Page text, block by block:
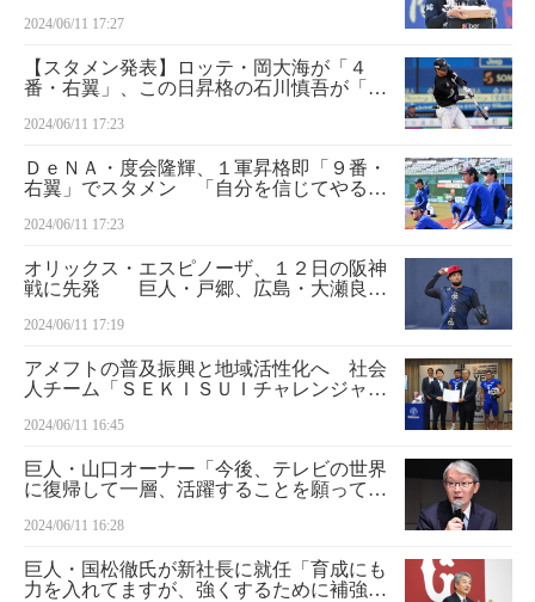
2024/06/11 17:27
【スタメン発表】ロッテ・岡大海が「４
番・右翼」、この日昇格の石川慎吾が「１
2024/06/11 17:23
ＤｅＮＡ・度会隆輝、１軍昇格即「９番・
右翼」でスタメン 「自分を信じてやるだ
2024/06/11 17:23
オリックス・エスピノーザ、１２日の阪神
戦に先発 巨人・戸郷、広島・大瀬良に
ように」
2024/06/11 17:19
アメフトの普及振興と地域活性化へ 社会
人チーム「ＳＥＫＩＳＵＩチャレンジャー
2024/06/11 16:45
巨人・山口オーナー「今後、テレビの世界
に復帰して一層、活躍することを願ってい
2024/06/11 16:28
巨人・国松徹氏が新社長に就任「育成にも
力を入れてますが、強くするために補強も